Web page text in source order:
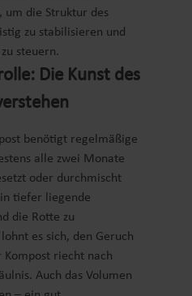
um die Struktur des
zu stabilisieren und
steuern.
Die Kunst des
benötigt regelmäßige
alle zwei Monate
oder durchmischt
tiefer liegende
die Rotte zu
es sich, den Geruch
Kompost riecht nach
Auch das Volumen